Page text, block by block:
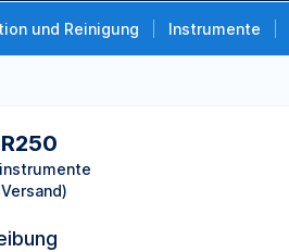
und Reinigung Instrumente